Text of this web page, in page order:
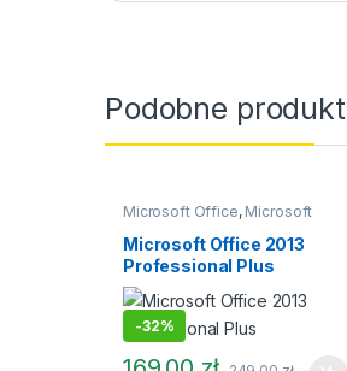
Podobne
Microsoft Office, Microsoft
Microsoft Office 2013
Professional Plus
-32%